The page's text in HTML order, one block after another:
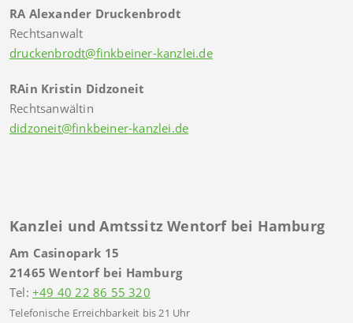
RA Alexander Druckenbrodt
Rechtsanwalt
druckenbrodt@finkbeiner-kanzlei.de
RAin Kristin Didzoneit
Rechtsanwältin
didzoneit@finkbeiner-kanzlei.de
Kanzlei und Amtssitz Wentorf bei Hamburg
Am Casinopark 15
21465 Wentorf bei Hamburg
Tel: +49 40 22 86 55 320
Telefonische Erreichbarkeit bis 21 Uhr